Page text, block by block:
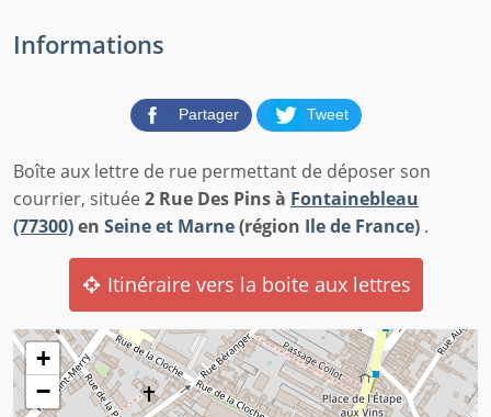
Informations
Partager Tweet
Boîte aux lettre de rue permettant de déposer son
courrier, située2 Rue Des Pins à Fontainebleau
(77300)en Seine et Marne(région Ile de France) .
Itinéraire vers la boite aux lettres
+
−